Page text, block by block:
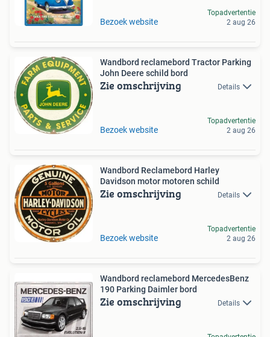
Bezoek website
Topadvertentie
2 aug 26
Wandbord reclamebord Tractor Parking
John Deere schild bord
Zie omschrijving Details
Bezoek website
Topadvertentie
2 aug 26
Wandbord Reclamebord Harley
Davidson motor motoren schild
Zie omschrijving Details
Bezoek website
Topadvertentie
2 aug 26
Wandbord reclamebord MercedesBenz
190 Parking Daimler bord
Zie omschrijving Details